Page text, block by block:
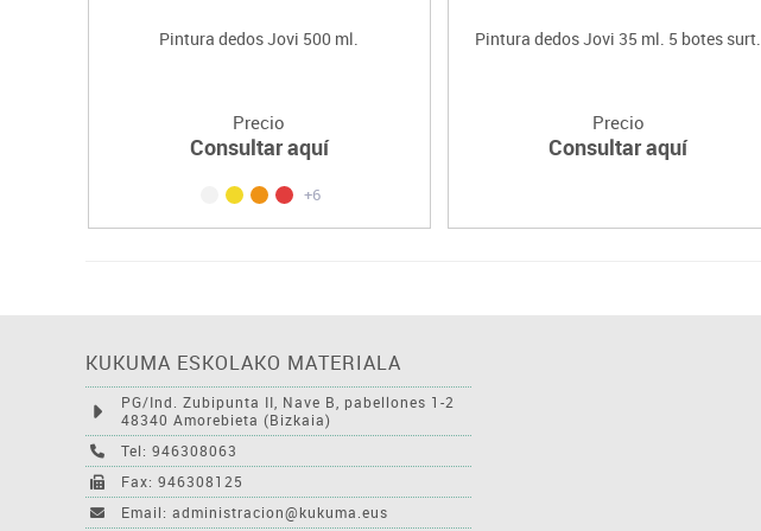
Pintura dedos Jovi 500 ml.
Precio
Consultar aquí
+6
Pintura dedos Jovi 35 ml. 5 botes surt.
Precio
Consultar aquí
KUKUMA ESKOLAKO MATERIALA
PG/Ind. Zubipunta II, Nave B, pabellones 1-2
48340 Amorebieta (Bizkaia)
Tel: 946308063
Fax: 946308125
Email: administracion@kukuma.eus